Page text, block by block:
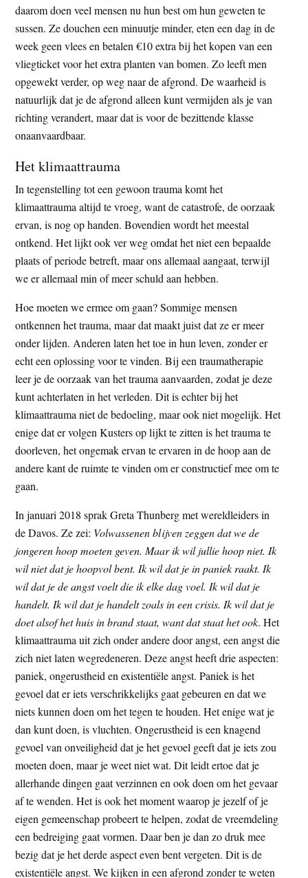
daarom doen veel mensen nu hun best om hun geweten te
sussen. Ze douchen een minuutje minder, eten een dag in de
week geen vlees en betalen €10 extra bij het kopen van een
vliegticket voor het extra planten van bomen. Zo leeft men
opgewekt verder, op weg naar de afgrond. De waarheid is
natuurlijk dat je de afgrond alleen kunt vermijden als je van
richting verandert, maar dat is voor de bezittende klasse
onaanvaardbaar.
Het klimaattrauma
In tegenstelling tot een gewoon trauma komt het
klimaattrauma altijd te vroeg, want de catastrofe, de oorzaak
ervan, is nog op handen. Bovendien wordt het meestal
ontkend. Het lijkt ook ver weg omdat het niet een bepaalde
plaats of periode betreft, maar ons allemaal aangaat, terwijl
we er allemaal min of meer schuld aan hebben.
Hoe moeten we ermee om gaan? Sommige mensen
ontkennen het trauma, maar dat maakt juist dat ze er meer
onder lijden. Anderen laten het toe in hun leven, zonder er
echt een oplossing voor te vinden. Bij een traumatherapie
leer je de oorzaak van het trauma aanvaarden, zodat je deze
kunt achterlaten in het verleden. Dit is echter bij het
klimaattrauma niet de bedoeling, maar ook niet mogelijk. Het
enige dat er volgen Kusters op lijkt te zitten is het trauma te
doorleven, het ongemak ervan te ervaren in de hoop aan de
andere kant de ruimte te vinden om er constructief mee om te
gaan.
In januari 2018 sprak Greta Thunberg met wereldleiders in
de Davos. Ze zei: Volwassenen blijven zeggen dat we de
jongeren hoop moeten geven. Maar ik wil jullie hoop niet. Ik
wil niet dat je hoopvol bent. Ik wil dat je in paniek raakt. Ik
wil dat je de angst voelt die ik elke dag voel. Ik wil dat je
handelt. Ik wil dat je handelt zoals in een crisis. Ik wil dat je
doet alsof het huis in brand staat, want dat staat het ook. Het
klimaattrauma uit zich onder andere door angst, een angst die
zich niet laten wegredeneren. Deze angst heeft drie aspecten:
paniek, ongerustheid en existentiële angst. Paniek is het
gevoel dat er iets verschrikkelijks gaat gebeuren en dat we
niets kunnen doen om het tegen te houden. Het enige wat je
dan kunt doen, is vluchten. Ongerustheid is een knagend
gevoel van onveiligheid dat je het gevoel geeft dat je iets zou
moeten doen, maar je weet niet wat. Dit leidt ertoe dat je
allerhande dingen gaat verzinnen en ook doen om het gevaar
af te wenden. Het is ook het moment waarop je jezelf of je
eigen gemeenschap probeert te helpen, zodat de vreemdeling
een bedreiging gaat vormen. Daar ben je dan zo druk mee
bezig dat je het derde aspect even bent vergeten. Dit is de
existentiële angst. We kijken in een afgrond zonder te weten